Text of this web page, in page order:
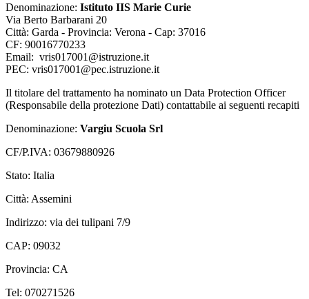
Denominazione: Istituto IIS Marie Curie
Via Berto Barbarani 20
Città: Garda - Provincia: Verona - Cap: 37016
CF: 90016770233
Email: vris017001@istruzione.it
PEC: vris017001@pec.istruzione.it
Il titolare del trattamento ha nominato un Data Protection Officer
(Responsabile della protezione Dati) contattabile ai seguenti recapiti
Denominazione: Vargiu Scuola Srl
CF/P.IVA: 03679880926
Stato: Italia
Città: Assemini
Indirizzo: via dei tulipani 7/9
CAP: 09032
Provincia: CA
Tel: 070271526